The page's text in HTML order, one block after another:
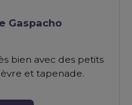
Gaspacho
bien avec des petits
et tapenade.